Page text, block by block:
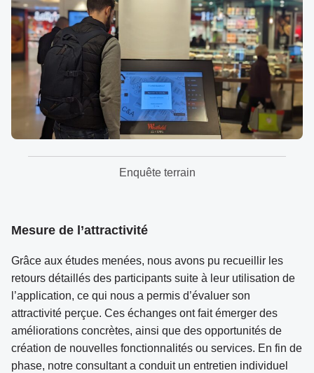
Enquête terrain
Mesure de l’attractivité
Grâce aux études menées, nous avons pu recueillir les
retours détaillés des participants suite à leur utilisation de
l’application, ce qui nous a permis d’évaluer son
attractivité perçue. Ces échanges ont fait émerger des
améliorations concrètes, ainsi que des opportunités de
création de nouvelles fonctionnalités ou services. En fin de
phase, notre consultant a conduit un entretien individuel